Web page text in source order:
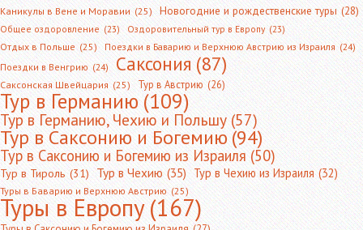
Каникулы в Вене и Моравии (25) Новогодние и рождественские туры (28)
Общее оздоровление (23) Оздоровительный тур в Европу (23)
Отдых в Польше (25) Поездки в Баварию и Верхнюю Австрию из Израиля (24)
Поездки в Венгрию (24) Саксония(87)
Саксонская Швейцария (25) Тур в Австрию (26)
Тур в Германию(109)
Тур в Германию, Чехию и Польшу (57)
Тур в Саксонию и Богемию(94)
Тур в Саксонию и Богемию из Израиля (50)
Тур в Тироль (31) Тур в Чехию (35) Тур в Чехию из Израиля (32)
Туры в Баварию и Верхнюю Австрию (25)
Туры в Европу(167)